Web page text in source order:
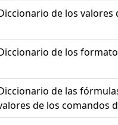
de los
de los
de las
de los comandos